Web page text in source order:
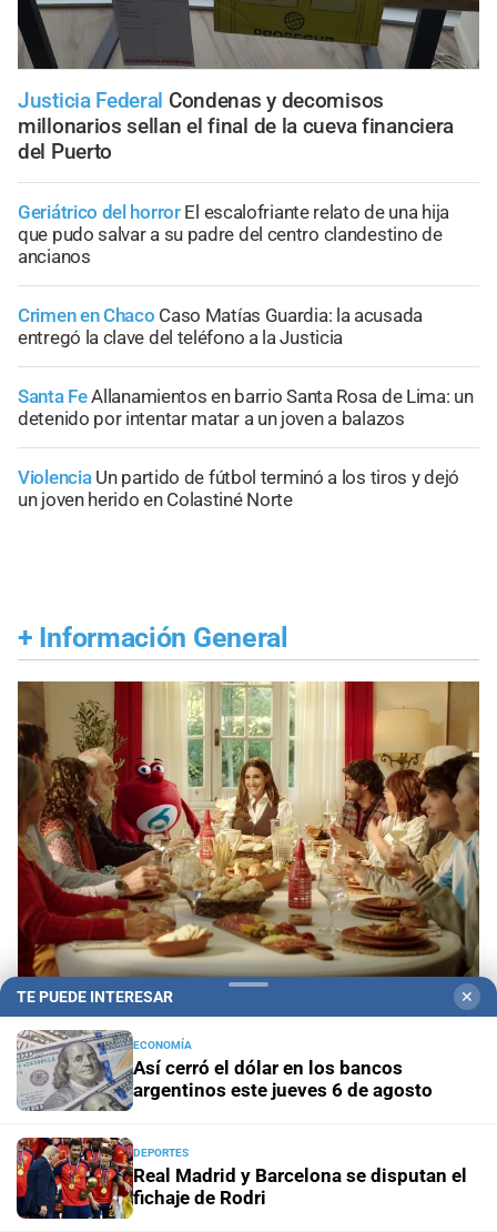
Justicia Federal Condenas y decomisos
millonarios sellan el final de la cueva financiera
del Puerto
Geriátrico del horror El escalofriante relato de una hija
que pudo salvar a su padre del centro clandestino de
ancianos
Crimen en Chaco Caso Matías Guardia: la acusada
entregó la clave del teléfono a la Justicia
Santa FeAllanamientos en barrio Santa Rosa de Lima: un
detenido por intentar matar a un joven a balazos
Violencia Un partido de fútbol terminó a los tiros y dejó
un joven herido en Colastiné Norte
+ Información General
Sorteo Aniversario Quini 6: pozo de $20.000
millones, con 3 millones de dólares del Siempre
Sale
Visitas guiadas
cerca los Juegos Suramericanos 2026
Doble alerta meteorológico
TE PUEDE INTERESAR ✕
ECONOMÍA
Así cerró el dólar en los bancos
argentinos este jueves 6 de agosto
DEPORTES
Real Madrid y Barcelona se disputan el
fichaje de Rodri